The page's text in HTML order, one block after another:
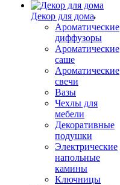
Декор для дома
Ароматические
диффузоры
Ароматические
саше
Ароматические
свечи
Вазы
Чехлы для
мебели
Декоративные
подушки
Электрические
напольные
камины
Ключницы